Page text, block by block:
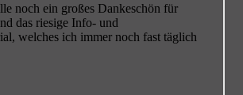
noch ein großes Dankeschön für
das riesige Info- und
welches ich immer noch fast täglich